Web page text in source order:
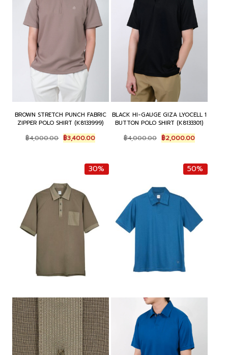
BROWN STRETCH PUNCH FABRIC
ZIPPER POLO SHIRT (K8133999)
฿4,000.00 Original
price
฿4,000.00.
฿3,400.00Current
price
฿3,400.00.
BLACK HI-GAUGE GIZA LYOCELL 1
BUTTON POLO SHIRT (K8133301)
฿4,000.00 Original
price
฿4,000.00.
฿2,000.00Current
price
฿
30% 50%